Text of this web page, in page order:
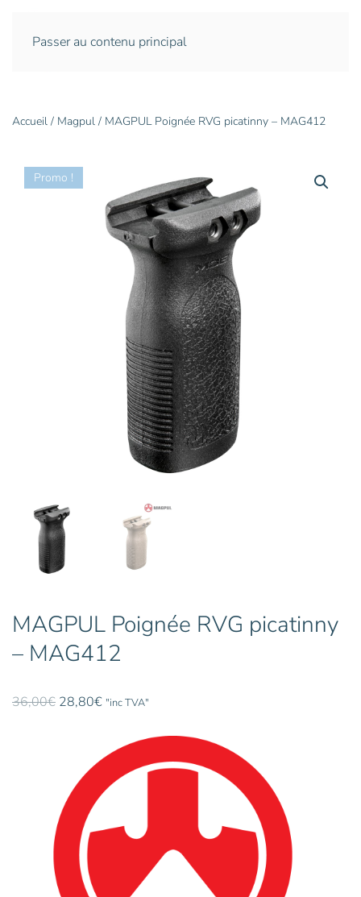
Passer au contenu principal
Accueil / Magpul / MAGPUL Poignée RVG picatinny – MAG412
Promo !
MAGPUL Poignée RVG picatinny
– MAG412
36,00€ Le
36,00€.
28,80€Le
actuel
est :
28,80€.
"inc TVA"